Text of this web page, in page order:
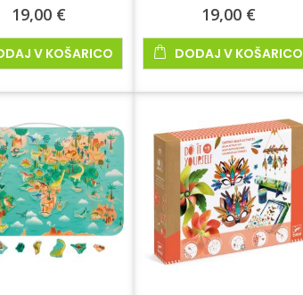
19,00 €
V KOŠARICO
19,00 €
DODAJ V KOŠARICO